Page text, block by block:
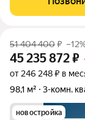
Ипотека для всех
51 404 400₽
45 235 872₽
от 246 248 ₽ в
98,1 м²
3-комн.
новостройка